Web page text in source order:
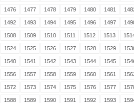
1476 1477 1478 1479 1480 1481
1492 1493 1494 1495 1496 1497
1508 1509 1510 1511 1512 1513
1524 1525 1526 1527 1528 1529
1540 1541 1542 1543 1544 1545
1556 1557 1558 1559 1560 1561
1572 1573 1574 1575 1576 1577
1588 1589 1590 1591 1592 1593